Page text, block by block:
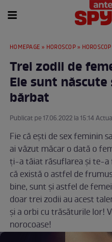
HOMEPAGE » HOROSCOP»
Trei zodii de
Ele sunt
bărbat
Publicat pe 17.06.2022 la 15:14
Fie că ești de sex feminin
ai văzut măcar o dată o
ți-a tăiat răsuflarea și te-a
că există o astfel de
bine, sunt și astfel de
doar trei zodii au acest
și a orbi cu trăsăturile lor!
norocoase!